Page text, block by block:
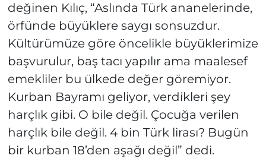
değinen Kılıç, “Aslında Türk ananelerinde,
örfünde büyüklere saygı sonsuzdur.
Kültürümüze göre öncelikle büyüklerimize
başvurulur, baş tacı yapılır ama maalesef
emekliler bu ülkede değer göremiyor.
Kurban Bayramı geliyor, verdikleri şey
harçlık gibi. O bile değil. Çocuğa verilen
harçlık bile değil. 4 bin Türk lirası? Bugün
bir kurban 18’den aşağı değil” dedi.